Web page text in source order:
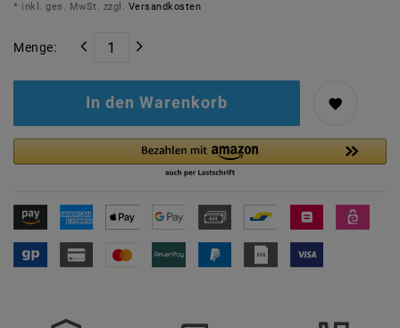
* inkl. ges. MwSt. zzgl. Versandkosten
Menge:
In den Warenkorb